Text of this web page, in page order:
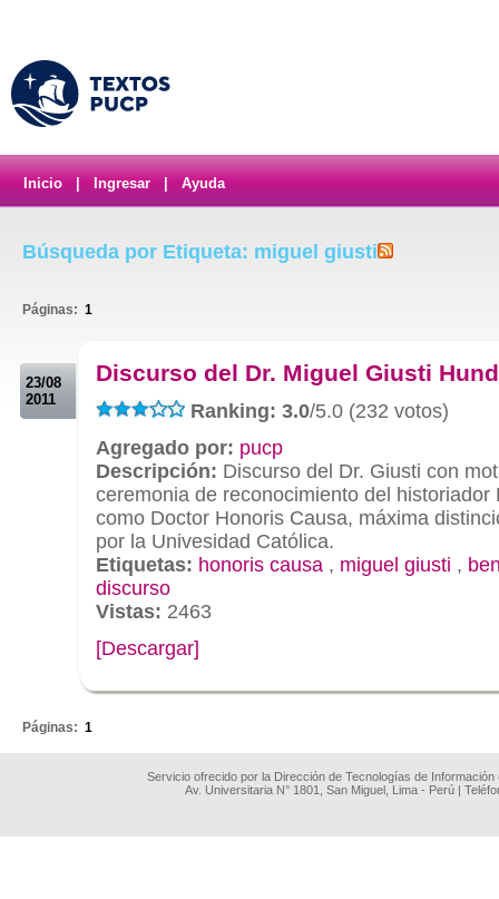
Inicio Ingresar Ayuda
Búsqueda por Etiqueta: miguel giusti
Páginas: 1
23/08
2011
Discurso del Dr. Miguel Giusti
Ranking: 3.0/5.0 (232 votos)
Agregado por: pucp
Descripción: Discurso del Dr. Giusti con
ceremonia de reconocimiento del historiador
como Doctor Honoris Causa, máxima
por la Univesidad Católica.
Etiquetas: honoris causa , miguel giusti ,
discurso
Vistas: 2463
[Descargar]
Páginas: 1
Servicio ofrecido por la Dirección de Tecnologías de
Av. Universitaria N° 1801, San Miguel, Lima - Perú |